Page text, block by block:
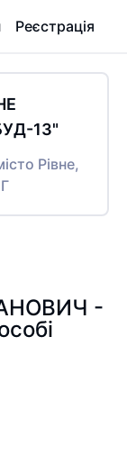
Реєстрація
13"
Рівне,
-